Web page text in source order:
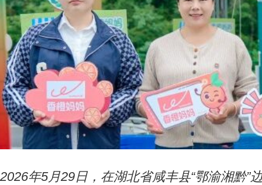
2026年5月29日，在湖北省咸丰县“鄂渝湘黔